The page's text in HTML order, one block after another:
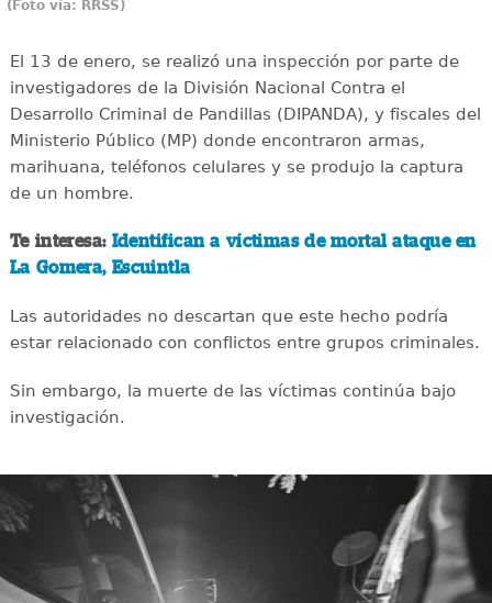
(Foto vía: RRSS)
El 13 de enero, se realizó una inspección por parte de
investigadores de la División Nacional Contra el
Desarrollo Criminal de Pandillas (DIPANDA), y fiscales del
Ministerio Público (MP) donde encontraron armas,
marihuana, teléfonos celulares y se produjo la captura
de un hombre.
Te interesa: Identifican a víctimas de mortal ataque en
La Gomera, Escuintla
Las autoridades no descartan que este hecho podría
estar relacionado con conflictos entre grupos criminales.
Sin embargo, la muerte de las víctimas continúa bajo
investigación.